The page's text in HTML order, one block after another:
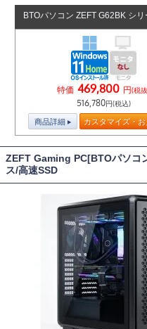
BTOパソコン ZEFT G62BK シリ
特価 469,800 円(税
516,780円(税込)
商品詳細 カスタマイズ・
ZEFT Gaming PC[BTOパソコ
ス/高速SSD